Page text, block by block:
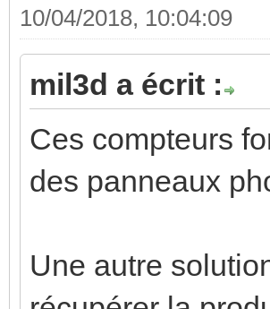
10/04/2018, 10:04:09
mil3d a écrit :
Ces compteurs
des panneaux
Une autre